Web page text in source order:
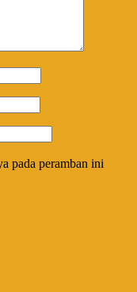
pada peramban ini